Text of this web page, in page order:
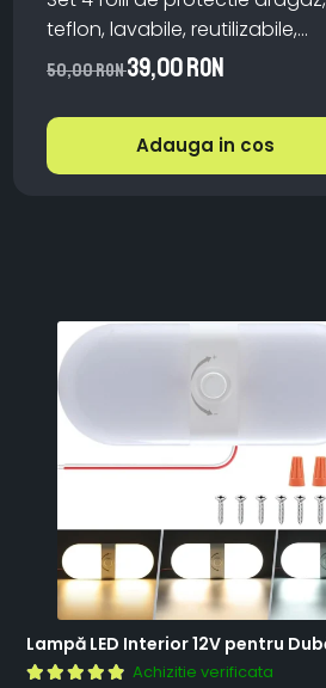
teflon, lavabile, reutilizabile,
Negru/Gri
50,00 RON39,00 RON
Adauga in cos
Achizitie verificata